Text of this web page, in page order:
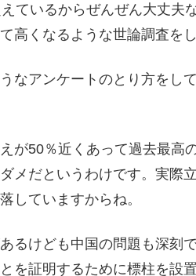
ているからぜんぜん大丈夫
高くなるような世論調査を
なアンケートのとり方をし
が50％近くあって過去最高
メだというわけです。実際
していますからね。
るけども中国の問題も深刻
を証明するために標柱を設